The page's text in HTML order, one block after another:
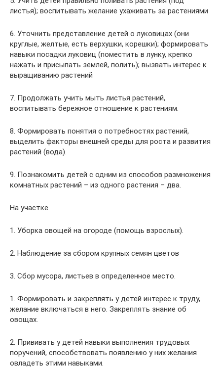
листья); воспитывать желание ухаживать за растениями
6. Уточнить представление детей о луковицах (они
круглые, желтые, есть верхушки, корешки); формировать
навыки посадки луковиц (поместить в лунку, крепко
нажать и присыпать землей, полить); вызвать интерес к
выращиванию растений
7. Продолжать учить мыть листья растений,
воспитывать бережное отношение к растениям.
8. Формировать понятия о потребностях растений,
выделить факторы внешней среды для роста и развития
растений (вода).
9. Познакомить детей с одним из способов размножения
комнатных растений – из одного растения – два.
На участке
1. Уборка овощей на огороде (помощь взрослых).
2. Наблюдение за сбором крупных семян цветов
3. Сбор мусора, листьев в определенное место.
1. Формировать и закреплять у детей интерес к труду,
желание включаться в него. Закреплять знание об
овощах.
2. Прививать у детей навыки выполнения трудовых
поручений, способствовать появлению у них желания
овладеть этими навыками.